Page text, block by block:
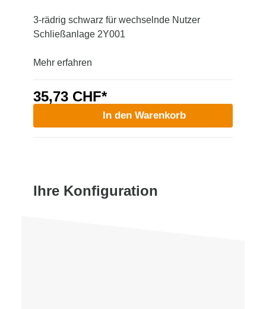
3-rädrig schwarz für wechselnde Nutzer
Schließanlage 2Y001
Mehr erfahren
35,73 CHF*
In den Warenkorb
Ihre Konfiguration